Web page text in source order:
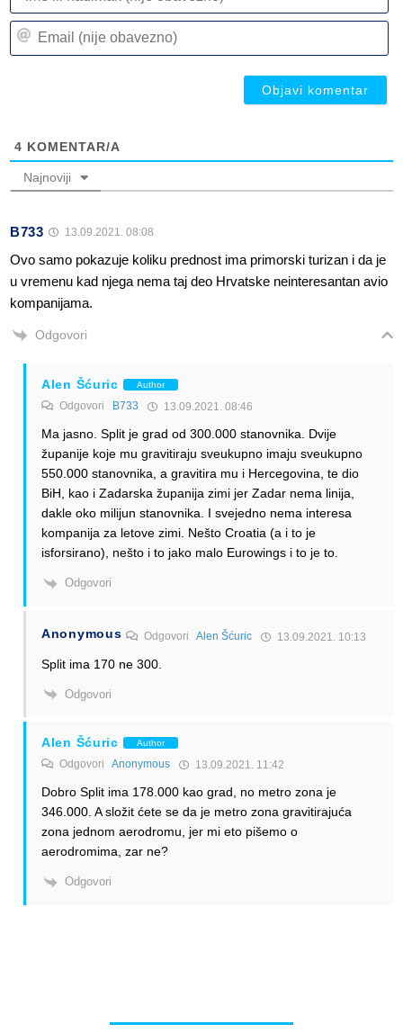
4 KOMENTAR/A
Najnoviji
B733 13.09.2021. 08:08
Ovo samo pokazuje koliku prednost ima primorski turizan i da je
u vremenu kad njega nema taj deo Hrvatske neinteresantan avio
kompanijama.
Odgovori
Alen Šćuric Author
Odgovori B733 13.09.2021. 08:46
Ma jasno. Split je grad od 300.000 stanovnika. Dvije
županije koje mu gravitiraju sveukupno imaju sveukupno
550.000 stanovnika, a gravitira mu i Hercegovina, te dio
BiH, kao i Zadarska županija zimi jer Zadar nema linija,
dakle oko milijun stanovnika. I svejedno nema interesa
kompanija za letove zimi. Nešto Croatia (a i to je
isforsirano), nešto i to jako malo Eurowings i to je to.
Odgovori
Anonymous OdgovoriAlen Šćuric 13.09.2021. 10:13
Split ima 170 ne 300.
Odgovori
Alen Šćuric Author
Odgovori Anonymous 13.09.2021. 11:42
Dobro Split ima 178.000 kao grad, no metro zona je
346.000. A složit ćete se da je metro zona gravitirajuća
zona jednom aerodromu, jer mi eto pišemo o
aerodromima, zar ne?
Odgovori